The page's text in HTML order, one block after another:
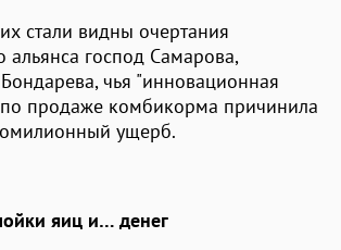
стали видны очертания
альянса господ Самарова,
чья "инновационная
по продаже комбикорма причинила
ущерб.
яиц и… денег